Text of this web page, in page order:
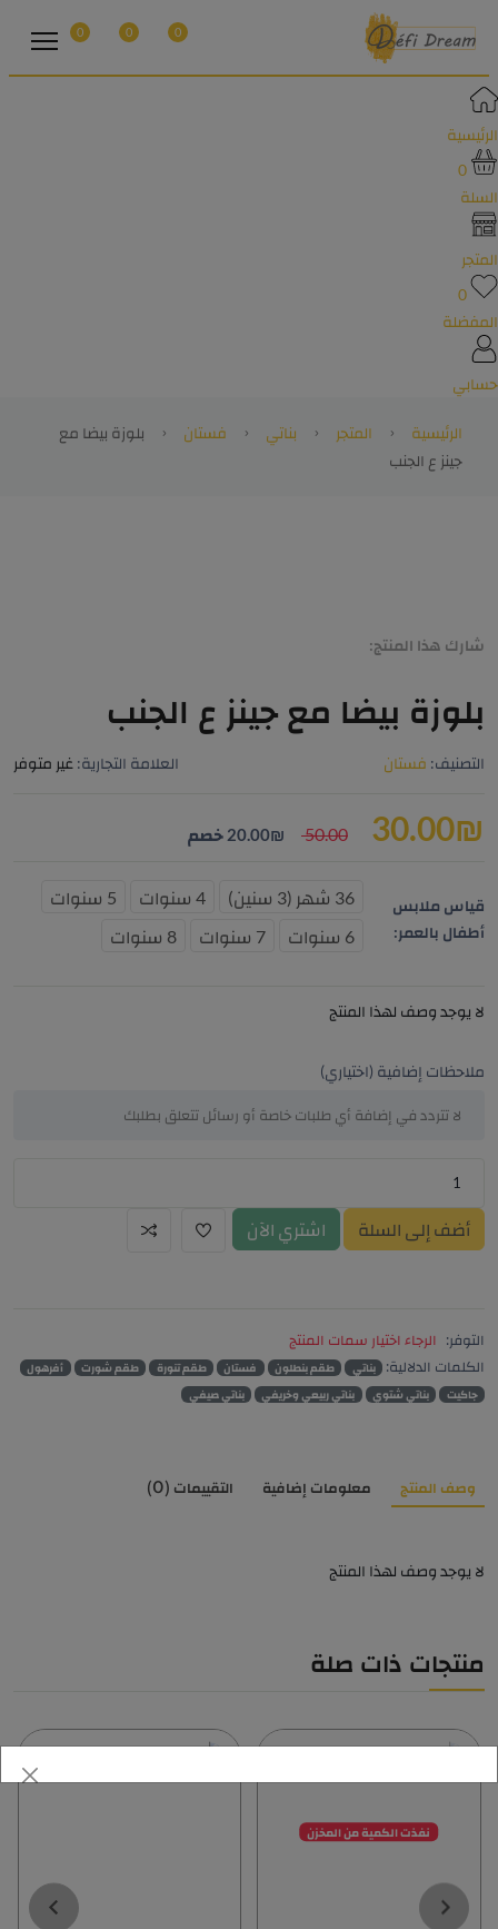
0
0
0
الرئيسية
0
السلة
المتجر
0
المفضلة
حسابي
الرئيسية المتجر بناتي فستان
بلوزة بيضا مع
جينز ع الجنب
شارك هذا المنتج:
بلوزة بيضا مع جينز ع الجنب
التصنيف: فستان العلامة التجارية: غير متوفر
30.00₪
50.00
20.00₪ خصم
قياس ملابس
أطفال بالعمر:
36 شهر (3 سنين) 4 سنوات
5 سنوات
6 سنوات
7 سنوات 8 سنوات
لا يوجد وصف لهذا المنتج
ملاحظات إضافية (اختياري)
أضف إلى السلة اشتري الآن
التوفر:
الرجاء اختيار سمات المنتج
الكلمات الدلالية:
بناتي طقم بنطلون فستان طقم تنورة طقم شورت
أفرهول
جاكيت
بناتي شتوي بناتي ربيعي وخريفي بناتي صيفي
وصف المنتج معلومات إضافية التقييمات (0)
لا يوجد وصف لهذا المنتج
منتجات ذات صلة
نفذت الكمية من المخزن